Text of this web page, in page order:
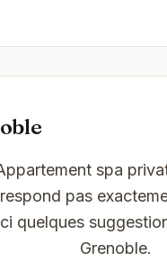
spa
pas
quelques
Grenoble.